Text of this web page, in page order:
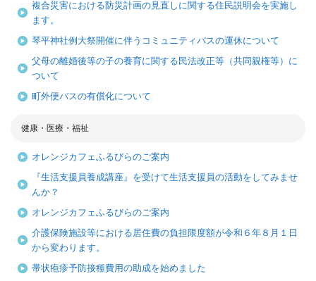
複合災害における防災計画の見直しに関する住民説明会を実施し
ます。
琴平神社例大祭開催に伴うコミュニティバスの運休について
父母の離婚後等の子の養育に関する民法改正等（共同親権等）に
ついて
町外便バスの有償化について
健康・医療・福祉
オレンジカフェふるびらのご案内
『生活支援員養成講座』を受けて生活支援員の活動をしてみませ
んか？
オレンジカフェふるびらのご案内
介護保険施設等における居住費の負担限度額が令和６年８月１日
から変わります。
帯状疱疹予防接種費用の助成を始めました